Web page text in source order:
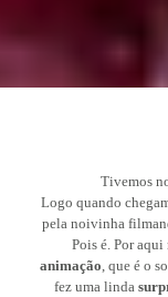
Tivemos
Logo quando
pela noivinha
Pois é. Por
animação, que é o
fez uma linda